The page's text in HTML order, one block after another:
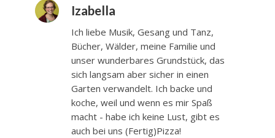
Izabella
Ich liebe Musik, Gesang und Tanz,
Bücher, Wälder, meine Familie und
unser wunderbares Grundstück, das
sich langsam aber sicher in einen
Garten verwandelt. Ich backe und
koche, weil und wenn es mir Spaß
macht - habe ich keine Lust, gibt es
auch bei uns (Fertig)Pizza!